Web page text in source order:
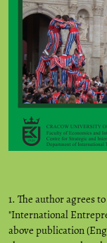
1. The author agrees
"International
above publication